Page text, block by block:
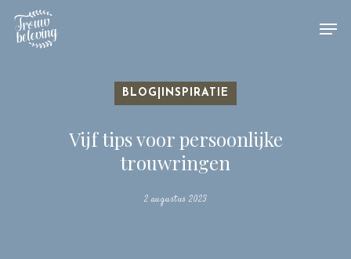
Hit enter to search or ESC to close
BLOG|INSPIRATIE
Vijf tips voor persoonlijke
trouwringen
2 augustus 2023